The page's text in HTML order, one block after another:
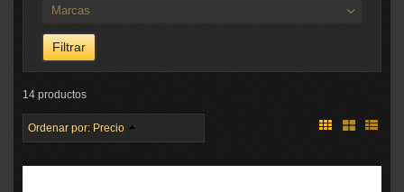
Marcas
14 productos
Ordenar por: Precio